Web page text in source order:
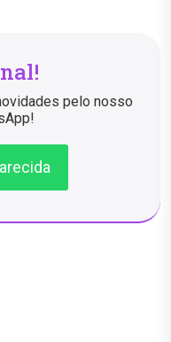
pelo nosso